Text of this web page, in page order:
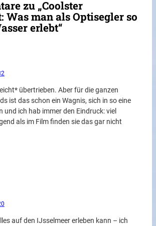
zu „Coolster
Was man als Optisegler so
erlebt“
übertrieben. Aber für die ganzen
ist das schon ein Wagnis, sich in so eine
und ich hab immer den Eindruck: viel
als im Film finden sie das gar nicht
auf den IJsselmeer erleben kann – ich